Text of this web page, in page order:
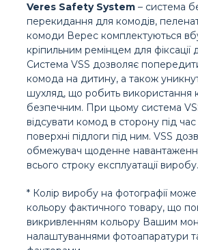
Veres Safety System – система
перекидання для комодів,
комоди Верес комплектуються
кріпильним ремінцем для фіксації
Система VSS дозволяє
комода на дитину, а також
шухляд, що робить використання
безпечним. При цьому система
відсувати комод в сторону під
поверхні підлоги під ним. VSS
обмежувач щоденне
всього строку експлуатації виробу.
* Колір виробу на фотографії може
кольору фактичного товару, що
викривленням кольору Вашим
налаштуваннями фотоапаратури